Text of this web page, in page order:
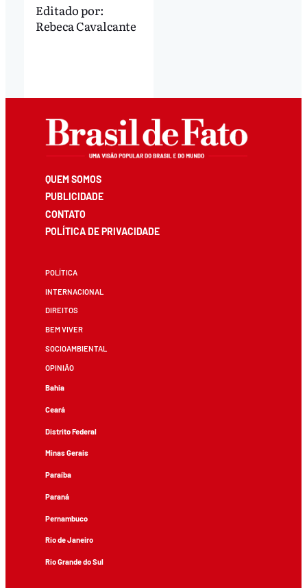
Editado por:
Rebeca Cavalcante
QUEM SOMOS
PUBLICIDADE
CONTATO
POLÍTICA DE PRIVACIDADE
POLÍTICA
INTERNACIONAL
DIREITOS
BEM VIVER
SOCIOAMBIENTAL
OPINIÃO
Bahia
Ceará
Distrito Federal
Minas Gerais
Paraíba
Paraná
Pernambuco
Rio de Janeiro
Rio Grande do Sul